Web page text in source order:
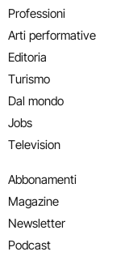
Professioni
Arti performative
Editoria
Turismo
Dal mondo
Jobs
Television
Abbonamenti
Magazine
Newsletter
Podcast